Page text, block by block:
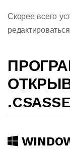
Скорее всего